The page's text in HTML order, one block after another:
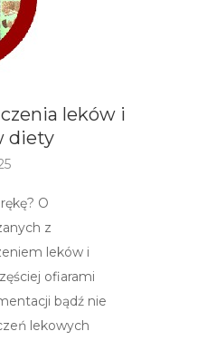
leków i
diety
O
z
leków i
ofiarami
bądź nie
lekowych